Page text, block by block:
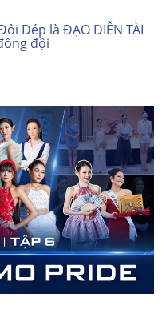
Dép là ĐẠO DIỄN TÀI
đội